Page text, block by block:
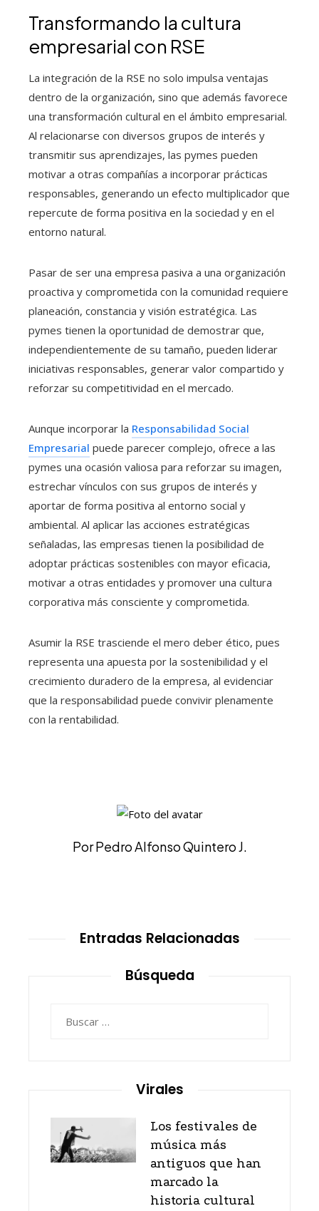
Transformando la cultura
empresarial con RSE
La integración de la RSE no solo impulsa ventajas
dentro de la organización, sino que además favorece
una transformación cultural en el ámbito empresarial.
Al relacionarse con diversos grupos de interés y
transmitir sus aprendizajes, las pymes pueden
motivar a otras compañías a incorporar prácticas
responsables, generando un efecto multiplicador que
repercute de forma positiva en la sociedad y en el
entorno natural.
Pasar de ser una empresa pasiva a una organización
proactiva y comprometida con la comunidad requiere
planeación, constancia y visión estratégica. Las
pymes tienen la oportunidad de demostrar que,
independientemente de su tamaño, pueden liderar
iniciativas responsables, generar valor compartido y
reforzar su competitividad en el mercado.
Aunque incorporar la Responsabilidad Social
Empresarial puede parecer complejo, ofrece a las
pymes una ocasión valiosa para reforzar su imagen,
estrechar vínculos con sus grupos de interés y
aportar de forma positiva al entorno social y
ambiental. Al aplicar las acciones estratégicas
señaladas, las empresas tienen la posibilidad de
adoptar prácticas sostenibles con mayor eficacia,
motivar a otras entidades y promover una cultura
corporativa más consciente y comprometida.
Asumir la RSE trasciende el mero deber ético, pues
representa una apuesta por la sostenibilidad y el
crecimiento duradero de la empresa, al evidenciar
que la responsabilidad puede convivir plenamente
con la rentabilidad.
Por Pedro Alfonso Quintero J.
Entradas Relacionadas
Búsqueda
Virales
Los festivales de
música más
antiguos que han
marcado la
historia cultural